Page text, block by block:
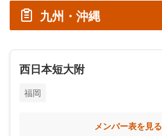
九州・沖縄
西日本短大附
福岡
メンバー表を見る